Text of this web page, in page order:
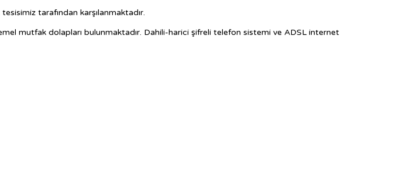
tarafından karşılanmaktadır.
mutfak dolapları bulunmaktadır. Dahili-harici şifreli telefon sistemi ve ADSL internet